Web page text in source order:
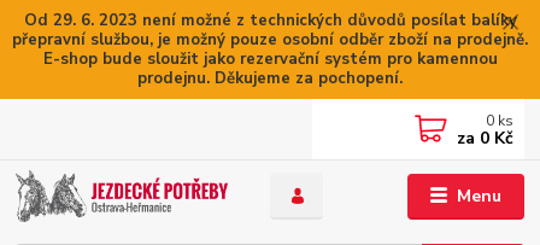
Od 29. 6. 2023 není možné z technických důvodů posílat balíky
přepravní službou, je možný pouze osobní odběr zboží na prodejně.
E-shop bude sloužit jako rezervační systém pro kamennou
prodejnu. Děkujeme za pochopení.
Menu
0 ks
za 0 Kč